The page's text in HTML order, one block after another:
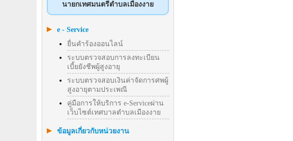
นายกเทศมนตรีตำบลเมืองงาย
e - Service
ยื่นคำร้องออนไลน์
ระบบตรวจสอบการลงทะเบียน
เบี้ยยังชีพผู้สูงอายุ
ระบบตรวจสอบเงินค่าจัดการศพผู้
สูงอายุตามประเพณี
คู่มือการให้บริการ e-Serviceผ่าน
เว็บไซต์เทศบาลตำบลเมืองงาย
ข้อมูลเกี่ยวกับหน่วยงาน